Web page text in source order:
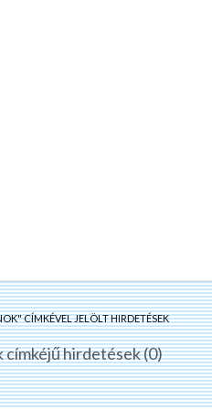
CÍMKÉVEL JELÖLT HIRDETÉSEK
címkéjű hirdetések (0)